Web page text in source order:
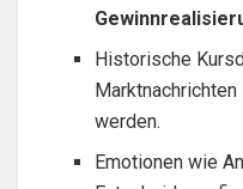
Historische
werden.
Emotionen wie